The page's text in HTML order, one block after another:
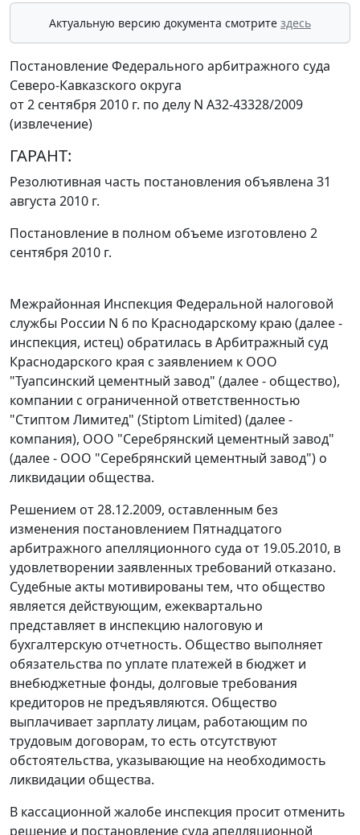
Актуальную версию документа смотрите здесь
Постановление Федерального арбитражного суда
Северо-Кавказского округа
от 2 сентября 2010 г. по делу N А32-43328/2009
(извлечение)
ГАРАНТ:
Резолютивная часть постановления объявлена 31
августа 2010 г.
Постановление в полном объеме изготовлено 2
сентября 2010 г.
Межрайонная Инспекция Федеральной налоговой
службы России N 6 по Краснодарскому краю (далее -
инспекция, истец) обратилась в Арбитражный суд
Краснодарского края с заявлением к ООО
"Туапсинский цементный завод" (далее - общество),
компании с ограниченной ответственностью
"Стиптом Лимитед" (Stiptom Limited) (далее -
компания), ООО "Серебрянский цементный завод"
(далее - ООО "Серебрянский цементный завод") о
ликвидации общества.
Решением от 28.12.2009, оставленным без
изменения постановлением Пятнадцатого
арбитражного апелляционного суда от 19.05.2010, в
удовлетворении заявленных требований отказано.
Судебные акты мотивированы тем, что общество
является действующим, ежеквартально
представляет в инспекцию налоговую и
бухгалтерскую отчетность. Общество выполняет
обязательства по уплате платежей в бюджет и
внебюджетные фонды, долговые требования
кредиторов не предъявляются. Общество
выплачивает зарплату лицам, работающим по
трудовым договорам, то есть отсутствуют
обстоятельства, указывающие на необходимость
ликвидации общества.
В кассационной жалобе инспекция просит отменить
решение и постановление суда апелляционной